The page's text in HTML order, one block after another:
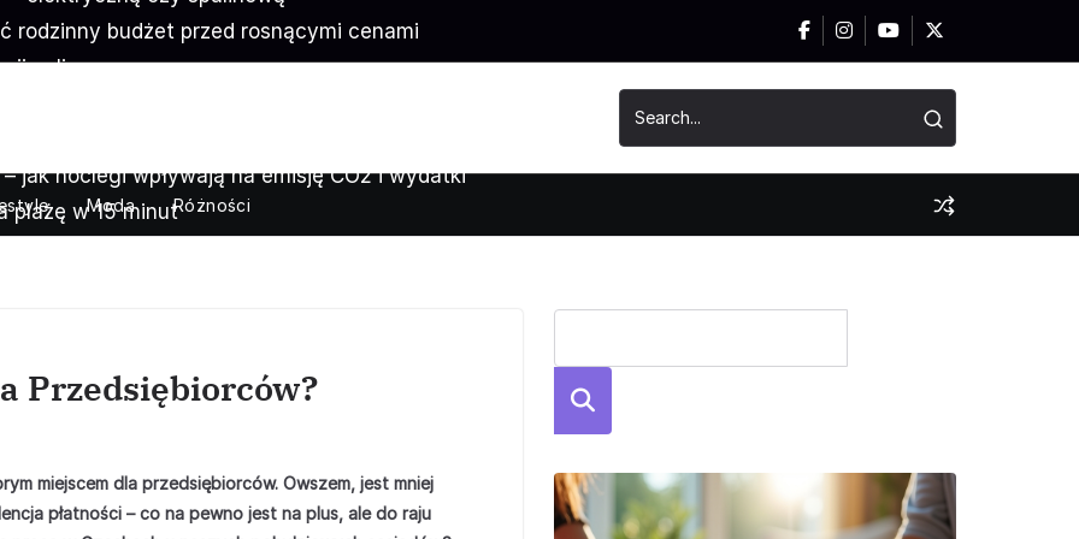
rodzinny budżet przed rosnącymi cenami
online
— harmonogram zamiast przypadkowych kliknięć
jak noclegi wpływają na emisję CO2 i wydatki
plażę w 15 minut
Moda Różności
Przedsiębiorców?
miejscem dla przedsiębiorców. Owszem, jest mniej
płatności – co na pewno jest na plus, ale do raju
Szuka